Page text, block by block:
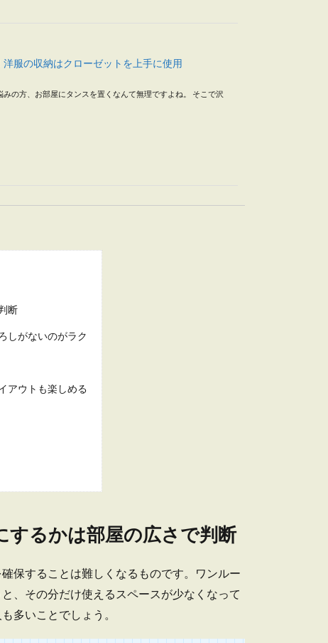
服の収納はクローゼットを上手に使用
の方、お部屋にタンスを置くなんて無理ですよね。 そこで沢
ていない人もいるのではないでしょうか。ですが、自炊をして食
デア。狭いスペースのおしゃれな収納
ースも少なく、バス用品や洗面用品、メイク用品などの収納にお
の家具移動を簡単にするコツや必要な準備
断
しがないのがラク
アウトも楽しめる
するかは部屋の広さで判断
保することは難しくなるものです。ワンルー
、その分だけ使えるスペースが少なくなって
多いことでしょう。